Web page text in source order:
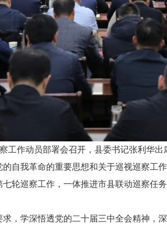
工作动员部署会召开，县委书记张利华
自我革命的重要思想和关于巡视巡察工
轮巡察工作，一体推进市县联动巡察任
，学深悟透党的二十届三中全会精神，